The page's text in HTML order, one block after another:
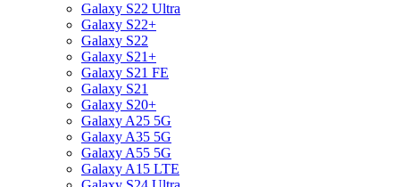
Galaxy S22 Ultra
Galaxy S22+
Galaxy S22
Galaxy S21+
Galaxy S21 FE
Galaxy S21
Galaxy S20+
Galaxy A25 5G
Galaxy A35 5G
Galaxy A55 5G
Galaxy A15 LTE